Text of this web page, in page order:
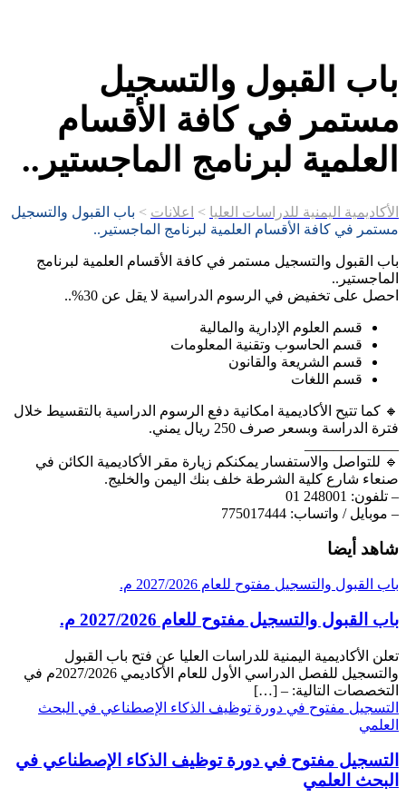
باب القبول والتسجيل
مستمر في كافة الأقسام
العلمية لبرنامج الماجستير..
الأكاديمية اليمنية للدراسات العليا > اعلانات > باب القبول والتسجيل
مستمر في كافة الأقسام العلمية لبرنامج الماجستير..
باب القبول والتسجيل مستمر في كافة الأقسام العلمية لبرنامج
الماجستير..
احصل على تخفيض في الرسوم الدراسية لا يقل عن 30%..
قسم العلوم الإدارية والمالية
قسم الحاسوب وتقنية المعلومات
قسم الشريعة والقانون
قسم اللغات
🔸️ كما تتيح الأكاديمية امكانية دفع الرسوم الدراسية بالتقسيط خلال
فترة الدراسة وبسعر صرف 250 ريال يمني.
🔹️ للتواصل والاستفسار يمكنكم زيارة مقر الأكاديمية الكائن في
صنعاء شارع كلية الشرطة خلف بنك اليمن والخليج.
– تلفون: 248001 01
– موبايل / واتساب: 775017444
شاهد أيضا
باب القبول والتسجيل مفتوح للعام 2027/2026 م.
باب القبول والتسجيل مفتوح للعام 2027/2026 م.
تعلن الأكاديمية اليمنية للدراسات العليا عن فتح باب القبول
والتسجيل للفصل الدراسي الأول للعام الأكاديمي 2027/2026م في
التخصصات التالية: – […]
التسجيل مفتوح في دورة توظيف الذكاء الإصطناعي في البحث
العلمي
التسجيل مفتوح في دورة توظيف الذكاء الإصطناعي في
البحث العلمي